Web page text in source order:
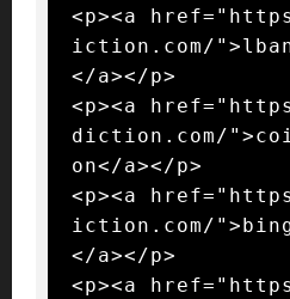
<p><a
iction.com/
</a></p>
<p><a
diction.com/
on</a></p>
<p><a
iction.com/
</a></p>
<p><a